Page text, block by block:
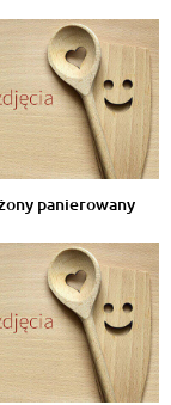
panierowany